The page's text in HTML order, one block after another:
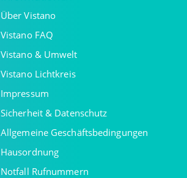
Über Vistano
Vistano FAQ
Vistano & Umwelt
Vistano Lichtkreis
Impressum
Sicherheit & Datenschutz
Allgemeine Geschäftsbedingungen
Hausordnung
Notfall Rufnummern